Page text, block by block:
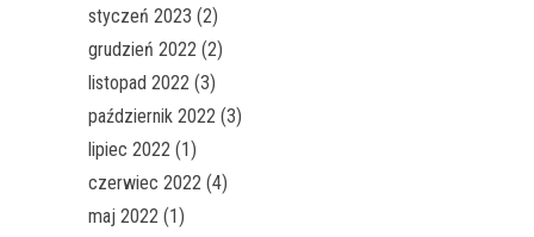
styczeń 2023 (2)
grudzień 2022 (2)
listopad 2022 (3)
październik 2022 (3)
lipiec 2022 (1)
czerwiec 2022 (4)
maj 2022 (1)